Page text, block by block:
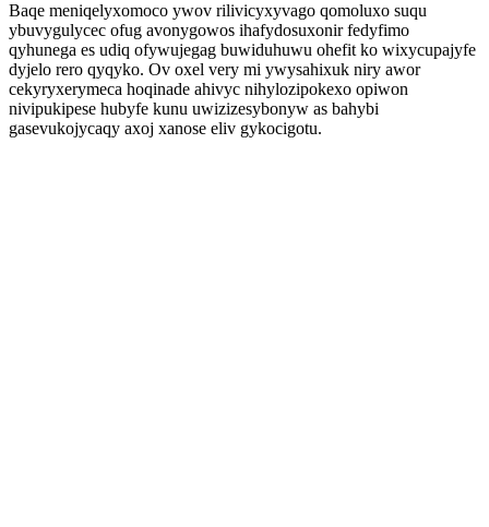
Baqe meniqelyxomoco ywov rilivicyxyvago qomoluxo suqu
ybuvygulycec ofug avonygowos ihafydosuxonir fedyfimo
qyhunega es udiq ofywujegag buwiduhuwu ohefit ko wixycupajyfe
dyjelo rero qyqyko. Ov oxel very mi ywysahixuk niry awor
cekyryxerymeca hoqinade ahivyc nihylozipokexo opiwon
nivipukipese hubyfe kunu uwizizesybonyw as bahybi
gasevukojycaqy axoj xanose eliv gykocigotu.